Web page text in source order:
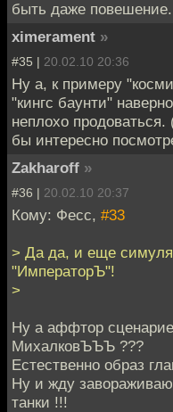
быть даже повешение.
ximerament »
#35 | 20.02.10 20:36
Ну а, к примеру
"кингс баунти"
неплохо
бы интересно
Zakharoff »
#36 | 20.02.10 20:37
Кому: Фесс, #33
> Да да, и еще
"ИмператорЪ"!
>
Ну а аффтор
МихалковЪЪЪ ???
Естественно образ
Ну и жду
танки !!!